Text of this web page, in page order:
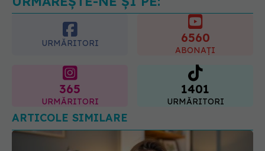
URMĂRITORI 6560
ABONAȚI
365
URMĂRITORI
1401
URMĂRITORI
ARTICOLE SIMILARE